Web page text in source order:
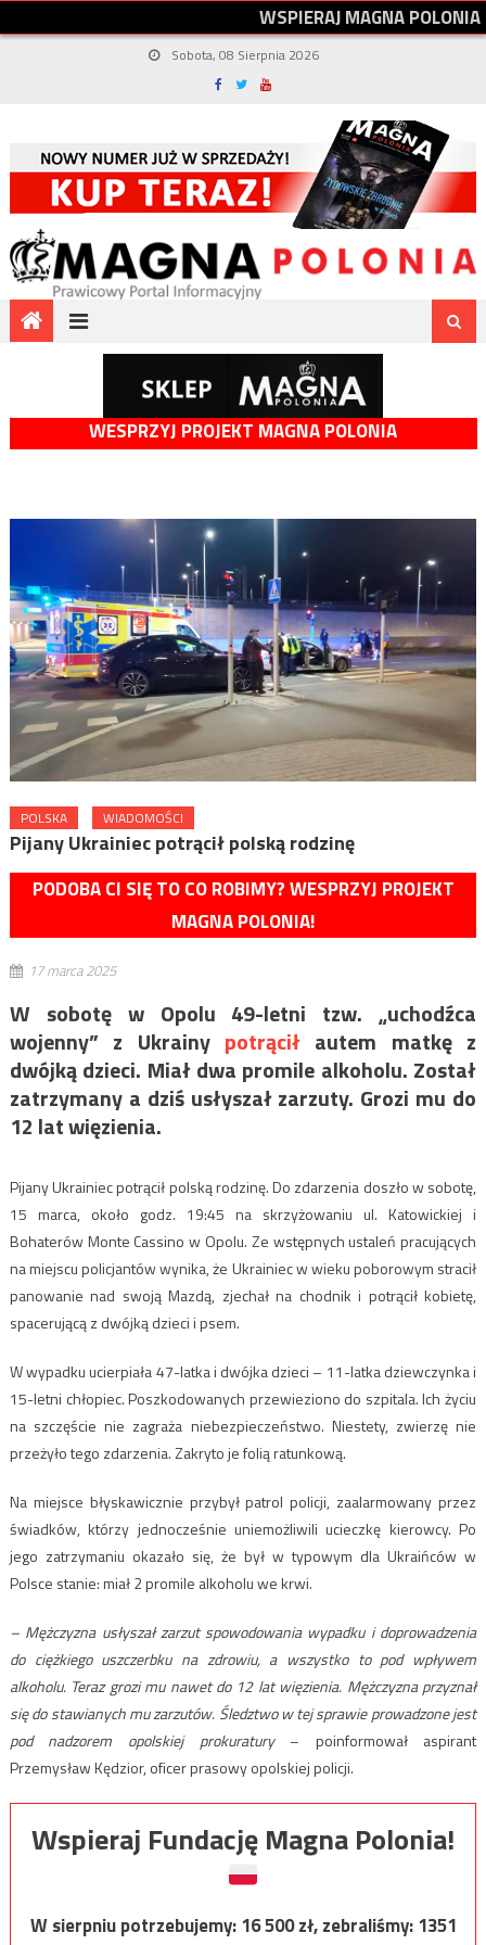
WSPIERAJMAGNAPOLONIA
Sobota, 08 Sierpnia 2026
WESPRZYJ PROJEKT MAGNA POLONIA
POLSKA WIADOMOŚCI
Pijany Ukrainiec potrącił polską rodzinę
PODOBA CI SIĘ TO CO ROBIMY? WESPRZYJ PROJEKT
MAGNA POLONIA!
17 marca 2025
W sobotę w Opolu 49-letni tzw. „uchodźca
wojenny” z Ukrainy potrącił autem matkę z
dwójką dzieci. Miał dwa promile alkoholu. Został
zatrzymany a dziś usłyszał zarzuty. Grozi mu do
12 lat więzienia.
Pijany Ukrainiec potrącił polską rodzinę. Do zdarzenia doszło w sobotę,
15 marca, około godz. 19:45 na skrzyżowaniu ul. Katowickiej i
Bohaterów Monte Cassino w Opolu. Ze wstępnych ustaleń pracujących
na miejscu policjantów wynika, że Ukrainiec w wieku poborowym stracił
panowanie nad swoją Mazdą, zjechał na chodnik i potrącił kobietę,
spacerującą z dwójką dzieci i psem.
W wypadku ucierpiała 47-latka i dwójka dzieci – 11-latka dziewczynka i
15-letni chłopiec. Poszkodowanych przewieziono do szpitala. Ich życiu
na szczęście nie zagraża niebezpieczeństwo. Niestety, zwierzę nie
przeżyło tego zdarzenia. Zakryto je folią ratunkową.
Na miejsce błyskawicznie przybył patrol policji, zaalarmowany przez
świadków, którzy jednocześnie uniemożliwili ucieczkę kierowcy. Po
jego zatrzymaniu okazało się, że był w typowym dla Ukraińców w
Polsce stanie: miał 2 promile alkoholu we krwi.
– Mężczyzna usłyszał zarzut spowodowania wypadku i doprowadzenia
do ciężkiego uszczerbku na zdrowiu, a wszystko to pod wpływem
alkoholu. Teraz grozi mu nawet do 12 lat więzienia. Mężczyzna przyznał
się do stawianych mu zarzutów. Śledztwo w tej sprawie prowadzone jest
pod nadzorem opolskiej prokuratury– poinformował aspirant
Przemysław Kędzior, oficer prasowy opolskiej policji.
Wspieraj Fundację Magna Polonia!
W sierpniu potrzebujemy:16 500zł, zebraliśmy:1351